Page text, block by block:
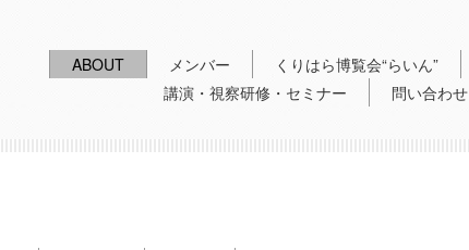
ABOUT メンバー くりはら博覧会“らいん”
講演・視察研修・セミナー
問い合わせ